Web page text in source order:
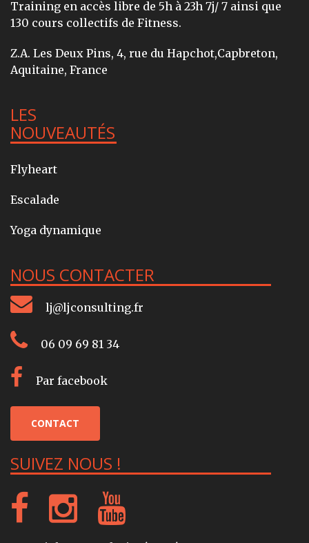
Training en accès libre de 5h à 23h 7j/ 7 ainsi que
130 cours collectifs de Fitness.
Z.A. Les Deux Pins, 4, rue du Hapchot,Capbreton,
Aquitaine, France
LES
NOUVEAUTÉS
Flyheart
Escalade
Yoga dynamique
NOUS CONTACTER
lj@ljconsulting.fr
06 09 69 81 34
Par facebook
CONTACT
SUIVEZ NOUS !